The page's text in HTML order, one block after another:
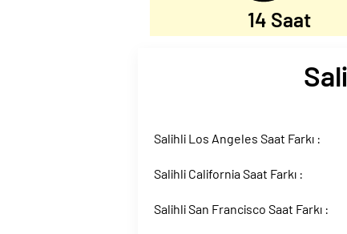
14 Saat
Salihli Los Angeles Saat Farkı :
Salihli California Saat Farkı :
Salihli San Francisco Saat Farkı :